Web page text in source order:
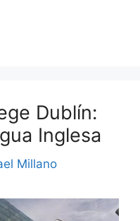
Dublín:
Inglesa
Millano